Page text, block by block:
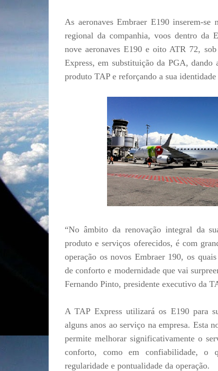
As aeronaves Embraer E190 inserem-se
regional da companhia, voos dentro da
nove aeronaves E190 e oito ATR 72,
Express, em substituição da PGA, dando
produto TAP e reforçando a sua
“No âmbito da renovação integral da
produto e serviços oferecidos, é com
operação os novos Embraer 190, os
de conforto e modernidade que vai
Fernando Pinto, presidente executivo da
A TAP Express utilizará os E190 para
alguns anos ao serviço na empresa. Esta
permite melhorar significativamente o
conforto, como em confiabilidade, o
regularidade e pontualidade da operação.